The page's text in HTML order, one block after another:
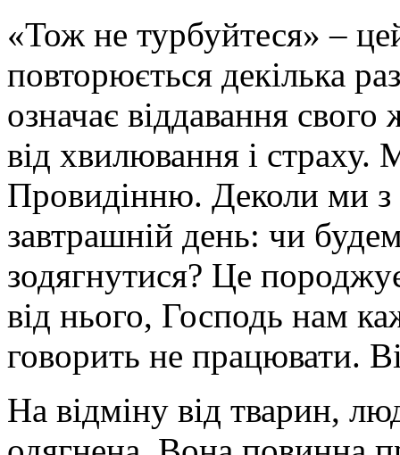
«Тож не турбуйтеся» –
повторюється декілька
означає віддавання
від хвилювання і
Провидінню. Деколи ми
завтрашній день: чи
зодягнутися? Це
від нього, Господь нам
говорить не працювати.
На відміну від тварин,